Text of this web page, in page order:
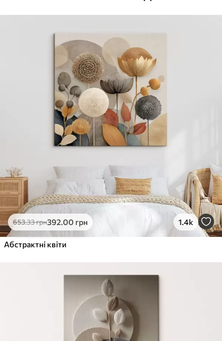
Від290.00грн
Яскраві, насичені кольори
Стійкість до вицвітання
Безпечне чорнило без запаху
Поверхня з текстурою полотна
Екологічний матеріал
грн
Яскраві, насичені кольори
Стійкість до вицвітання
✓ Поверхня з текстурою полотна
✗ Екологічний матеріал
Еко-Преміум
.00грн
✓Яскраві, насичені кольори
Поверхня з текстурою полотна
653.33грн392.00 грн 1.4k
Абстрактні квіти